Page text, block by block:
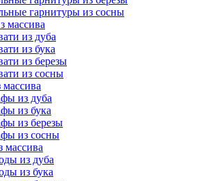
гарнитуры из сосны
массива
из дуба
из бука
из березы
из сосны
из дуба
из бука
из березы
из сосны
массива
из дуба
из бука